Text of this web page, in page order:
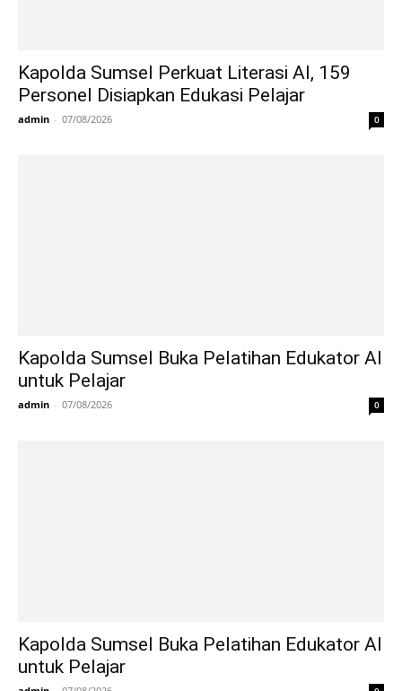
Kapolda Sumsel Perkuat Literasi AI, 159
Personel Disiapkan Edukasi Pelajar
admin - 07/08/2026 0
Kapolda Sumsel Buka Pelatihan Edukator AI
untuk Pelajar
admin - 07/08/2026 0
Kapolda Sumsel Buka Pelatihan Edukator AI
untuk Pelajar